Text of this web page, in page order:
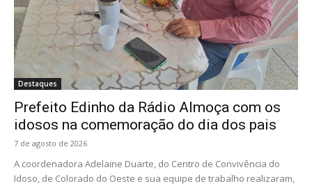
Destaques
Prefeito Edinho da Rádio Almoça com os
idosos na comemoração do dia dos pais
7 de agosto de 2026
A coordenadora Adelaine Duarte, do Centro de Convivência do
Idoso, de Colorado do Oeste e sua equipe de trabalho realizaram,